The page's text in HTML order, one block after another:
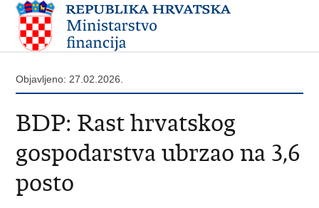
Objavljeno: 27.02.2026.
BDP: Rast hrvatskog
gospodarstva ubrzao na 3,6
posto